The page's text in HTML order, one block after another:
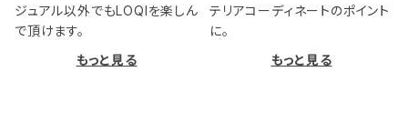
ジュアル以外でもLOQIを楽しん
で頂けます。
もっと見る
テリアコーディネートのポイント
に。
もっと見る